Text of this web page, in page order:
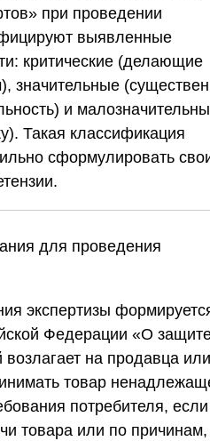
при проведении
выявленные
критические (делающие
значительные
и
Такая классификация
сформулировать
для проведения
экспертизы
Федерации «О
на продавца или
товар
потребителя, если
товара или по причинам,